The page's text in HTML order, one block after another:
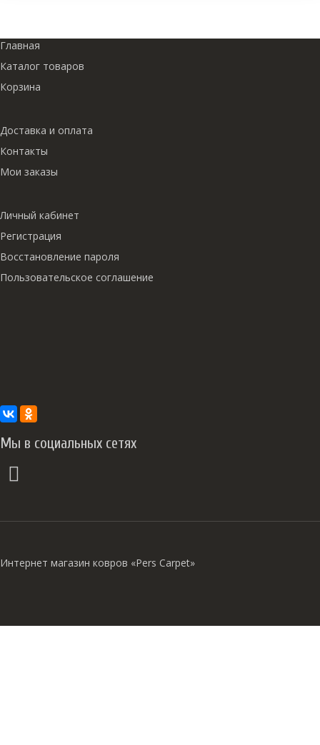
Главная
Каталог товаров
Корзина
Доставка и оплата
Контакты
Мои заказы
Личный кабинет
Регистрация
Восстановление пароля
Пользовательское соглашение
Мы в социальных сетях
Интернет магазин ковров «Pers Carpet»